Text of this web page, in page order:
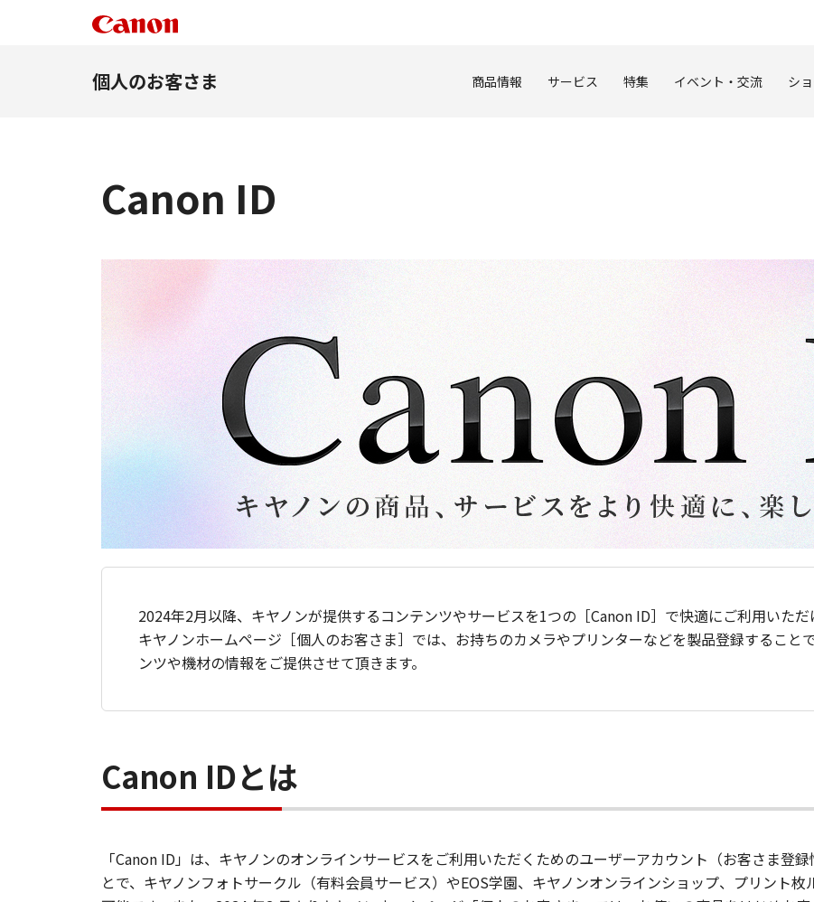
個人のお客さま 商品情報 サービス 特集 イベント・交流 シ
Canon ID
2024年2月以降、キヤノンが提供するコンテンツやサービスを1つの［Canon ID］で快適にご利用いただ
キヤノンホームページ［個人のお客さま］では、お持ちのカメラやプリンターなどを製品登録すること
ンツや機材の情報をご提供させて頂きます。
Canon IDとは
「Canon ID」は、キヤノンのオンラインサービスをご利用いただくためのユーザーアカウント（お客さま登
とで、キヤノンフォトサークル（有料会員サービス）やEOS学園、キヤノンオンラインショップ、プリント